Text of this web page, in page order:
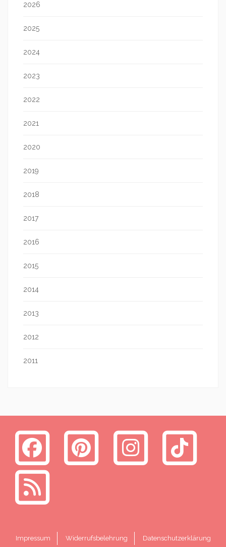
2026
2025
2024
2023
2022
2021
2020
2019
2018
2017
2016
2015
2014
2013
2012
2011
Impressum Widerrufsbelehrung Datenschutzerklärung